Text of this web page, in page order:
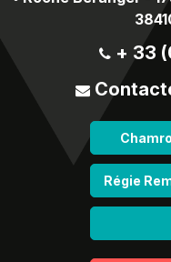
+ 33
Régie